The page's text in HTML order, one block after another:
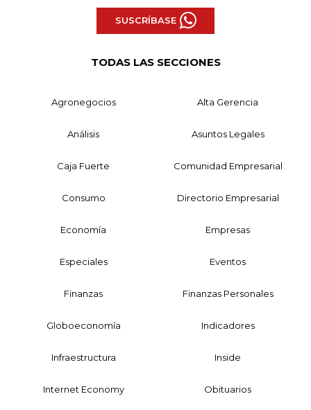
SUSCRÍBASE
TODAS LAS SECCIONES
Agronegocios Alta Gerencia
Análisis Asuntos Legales
Caja Fuerte Comunidad Empresarial
Consumo Directorio Empresarial
Economía Empresas
Especiales Eventos
Finanzas Finanzas Personales
Globoeconomía Indicadores
Infraestructura Inside
Internet Economy Obituarios